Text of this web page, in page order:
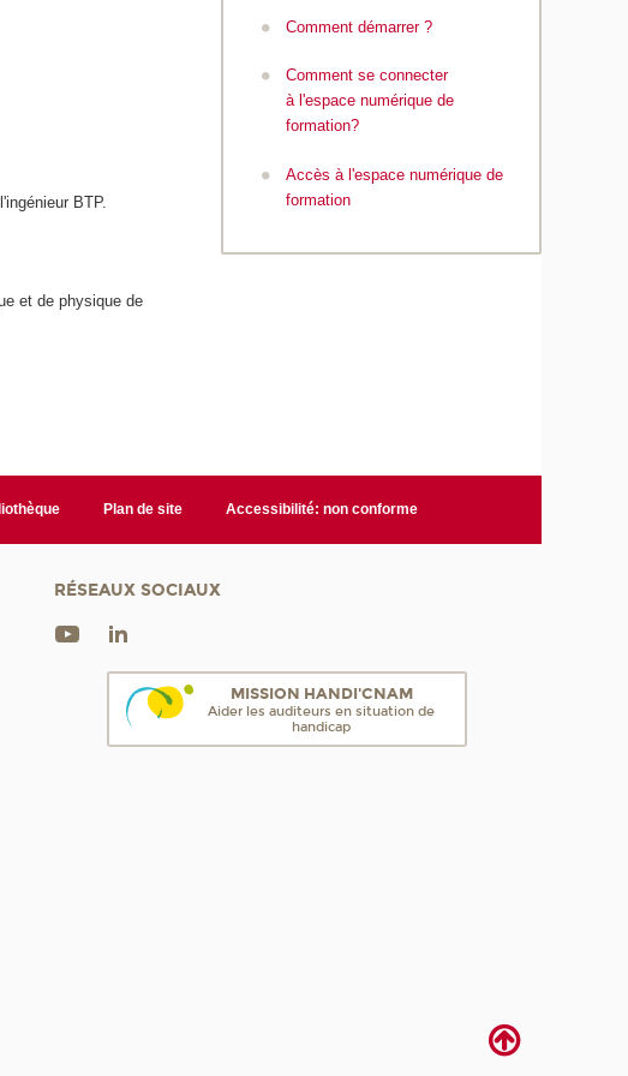
BTP.
et de physique de
Comment démarrer ?
Comment se connecter
à l'espace numérique de
formation?
Accès à l'espace numérique de
formation
Plan de site Accessibilité: non conforme
RÉSEAUX SOCIAUX
MISSION HANDI'CNAM
Aider les auditeurs en situation de
handicap